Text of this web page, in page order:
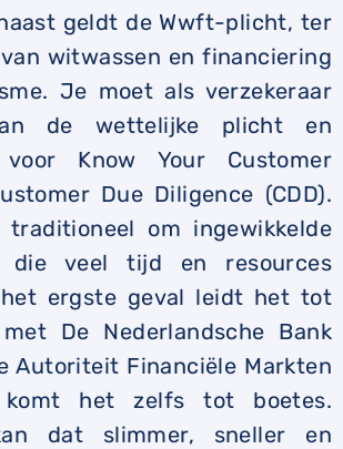
geldt de Wwft-plicht, ter
witwassen en financiering
Je moet als verzekeraar
de wettelijke plicht en
Know Your Customer
Due Diligence (CDD).
om ingewikkelde
die veel tijd en resources
ergste geval leidt het tot
De Nederlandsche Bank
Autoriteit Financiële Markten
komt het zelfs tot boetes.
dat slimmer, sneller en